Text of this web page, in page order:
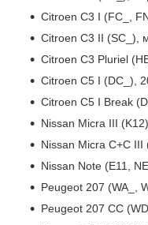
Citroen C3 I (FC_,
Citroen C3 II (SC_),
Citroen C3 Pluriel
Citroen C5 I (DC_),
Citroen C5 I Break
Nissan Micra III
Nissan Micra C+C III
Nissan Note (E11,
Peugeot 207 (WA_,
Peugeot 207 CC